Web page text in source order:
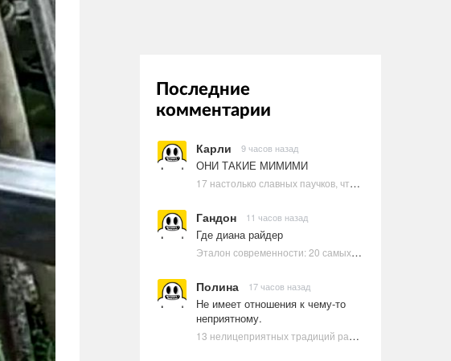
Последние
комментарии
Карли 9 часов назад
ОНИ ТАКИЕ МИМИМИ
17 настолько славных паучков, что даже у арахнофобов появится желание их погладить
Гандон 11 часов назад
Где диана райдер
Эталон современности: 20 самых красивых и привлекательных актрис Голливуда, по мнению Google | Ультрамарин
Полина 17 часов назад
Не имеет отношения к чему-то
неприятному.
13 нелицеприятных традиций разных стран, которые могут шокировать неподготовленного человека